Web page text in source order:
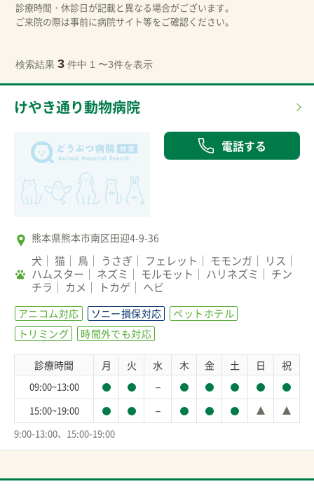
診療時間・休診日が記載と異なる場合がございます。
ご来院の際は事前に病院サイト等をご確認ください。
検索結果 3 件中 1 〜3件を表示
けやき通り動物病院
電話する
熊本県熊本市南区田迎4-9-36
犬 猫 鳥 うさぎ フェレット モモンガ
リス
ハムスター
ネズミ モルモット ハリネズミ
チン
チラ
カメ トカゲ ヘビ
アニコム対応 ソニー損保対応
ペットホテル
トリミング
時間外でも対応
診療時間 月 火 水 木 金 土 日 祝
09:00~13:00 －
15:00~19:00 －
9:00-13:00、15:00-19:00